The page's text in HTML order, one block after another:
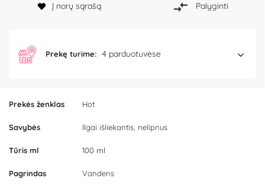
Prekės ženklas Hot
Savybės Ilgai išliekantis, nelipnus
Tūris ml 100 ml
Pagrindas Vandens
Į norų sąrašą Palyginti
Prekę turime: 4 parduotuvėse